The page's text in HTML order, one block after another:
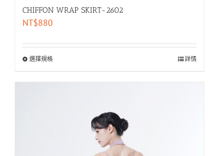
CHIFFON WRAP SKIRT-2602
NT$880
選擇規格 詳情